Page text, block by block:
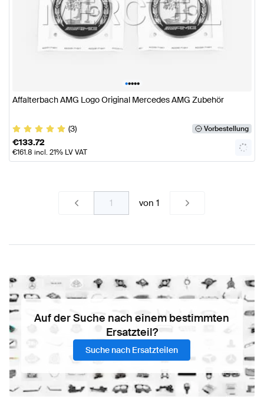
•••••
Affalterbach AMG Logo Original Mercedes AMG Zubehör
(3) Vorbestellung
€133.72
€161.8 incl. 21% LV VAT
von1
Auf der Suche nach einem bestimmten
Ersatzteil?
Suche nach Ersatzteilen